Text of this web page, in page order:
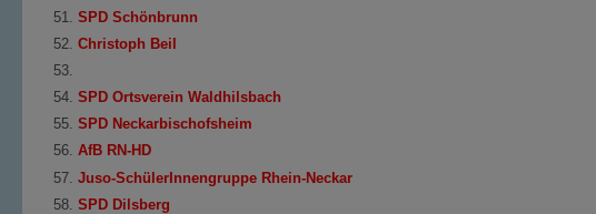
SPD Schönbrunn
Christoph Beil
SPD Ortsverein Waldhilsbach
SPD Neckarbischofsheim
AfB RN-HD
Juso-SchülerInnengruppe Rhein-Neckar
SPD Dilsberg